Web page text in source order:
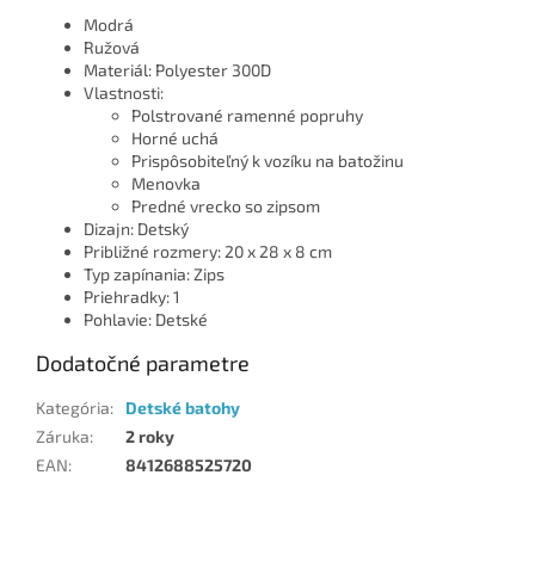
Modrá
Ružová
Materiál: Polyester 300D
Vlastnosti:
Polstrované ramenné popruhy
Horné uchá
Prispôsobiteľný k vozíku na batožinu
Menovka
Predné vrecko so zipsom
Dizajn: Detský
Približné rozmery: 20 x 28 x 8 cm
Typ zapínania: Zips
Priehradky: 1
Pohlavie: Detské
Dodatočné parametre
Kategória:
Detské batohy
Záruka:
2 roky
EAN: 8412688525720